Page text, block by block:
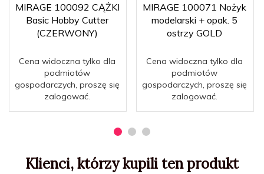
MIRAGE 100092 CĄŻKI
Basic Hobby Cutter
(CZERWONY)
Cena widoczna tylko dla
podmiotów
gospodarczych, proszę się
zalogować.
MIRAGE 100071 Nożyk
modelarski + opak. 5
ostrzy GOLD
Cena widoczna tylko dla
podmiotów
gospodarczych, proszę się
zalogować.
Klienci, którzy kupili ten produkt